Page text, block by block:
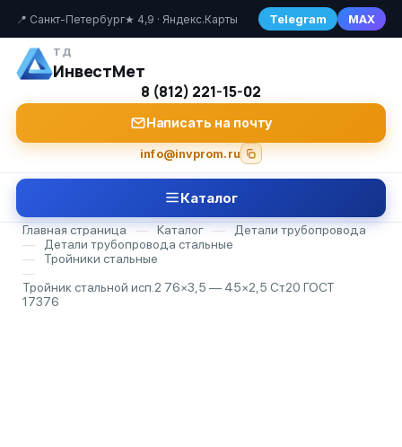
📍 Санкт-Петербург★ 4,9 · Яндекс.Карты Telegram MAX
ТД
ИнвестМет
8 (812) 221-15-02
Написать на почту
info@invprom.ru
Каталог
Главная страница — Каталог —
Детали трубопровода
—
Детали трубопровода стальные
—
Тройники стальные
—
Тройник стальной исп.2 76×3,5 — 45×2,5 Ст20 ГОСТ
17376